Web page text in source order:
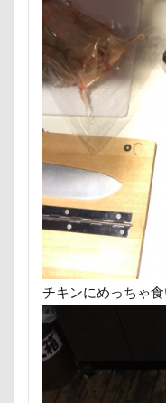
チキンにめっちゃ
フィラリア症検査
となりのトトロ
なんちゃって
なかよしクラブ
どんぐり
になちゃん
つ
つまらなそう
つくば市
ち
ちくわちゃん
にゃんこ学園
ぶちゃいく
ふなっしー